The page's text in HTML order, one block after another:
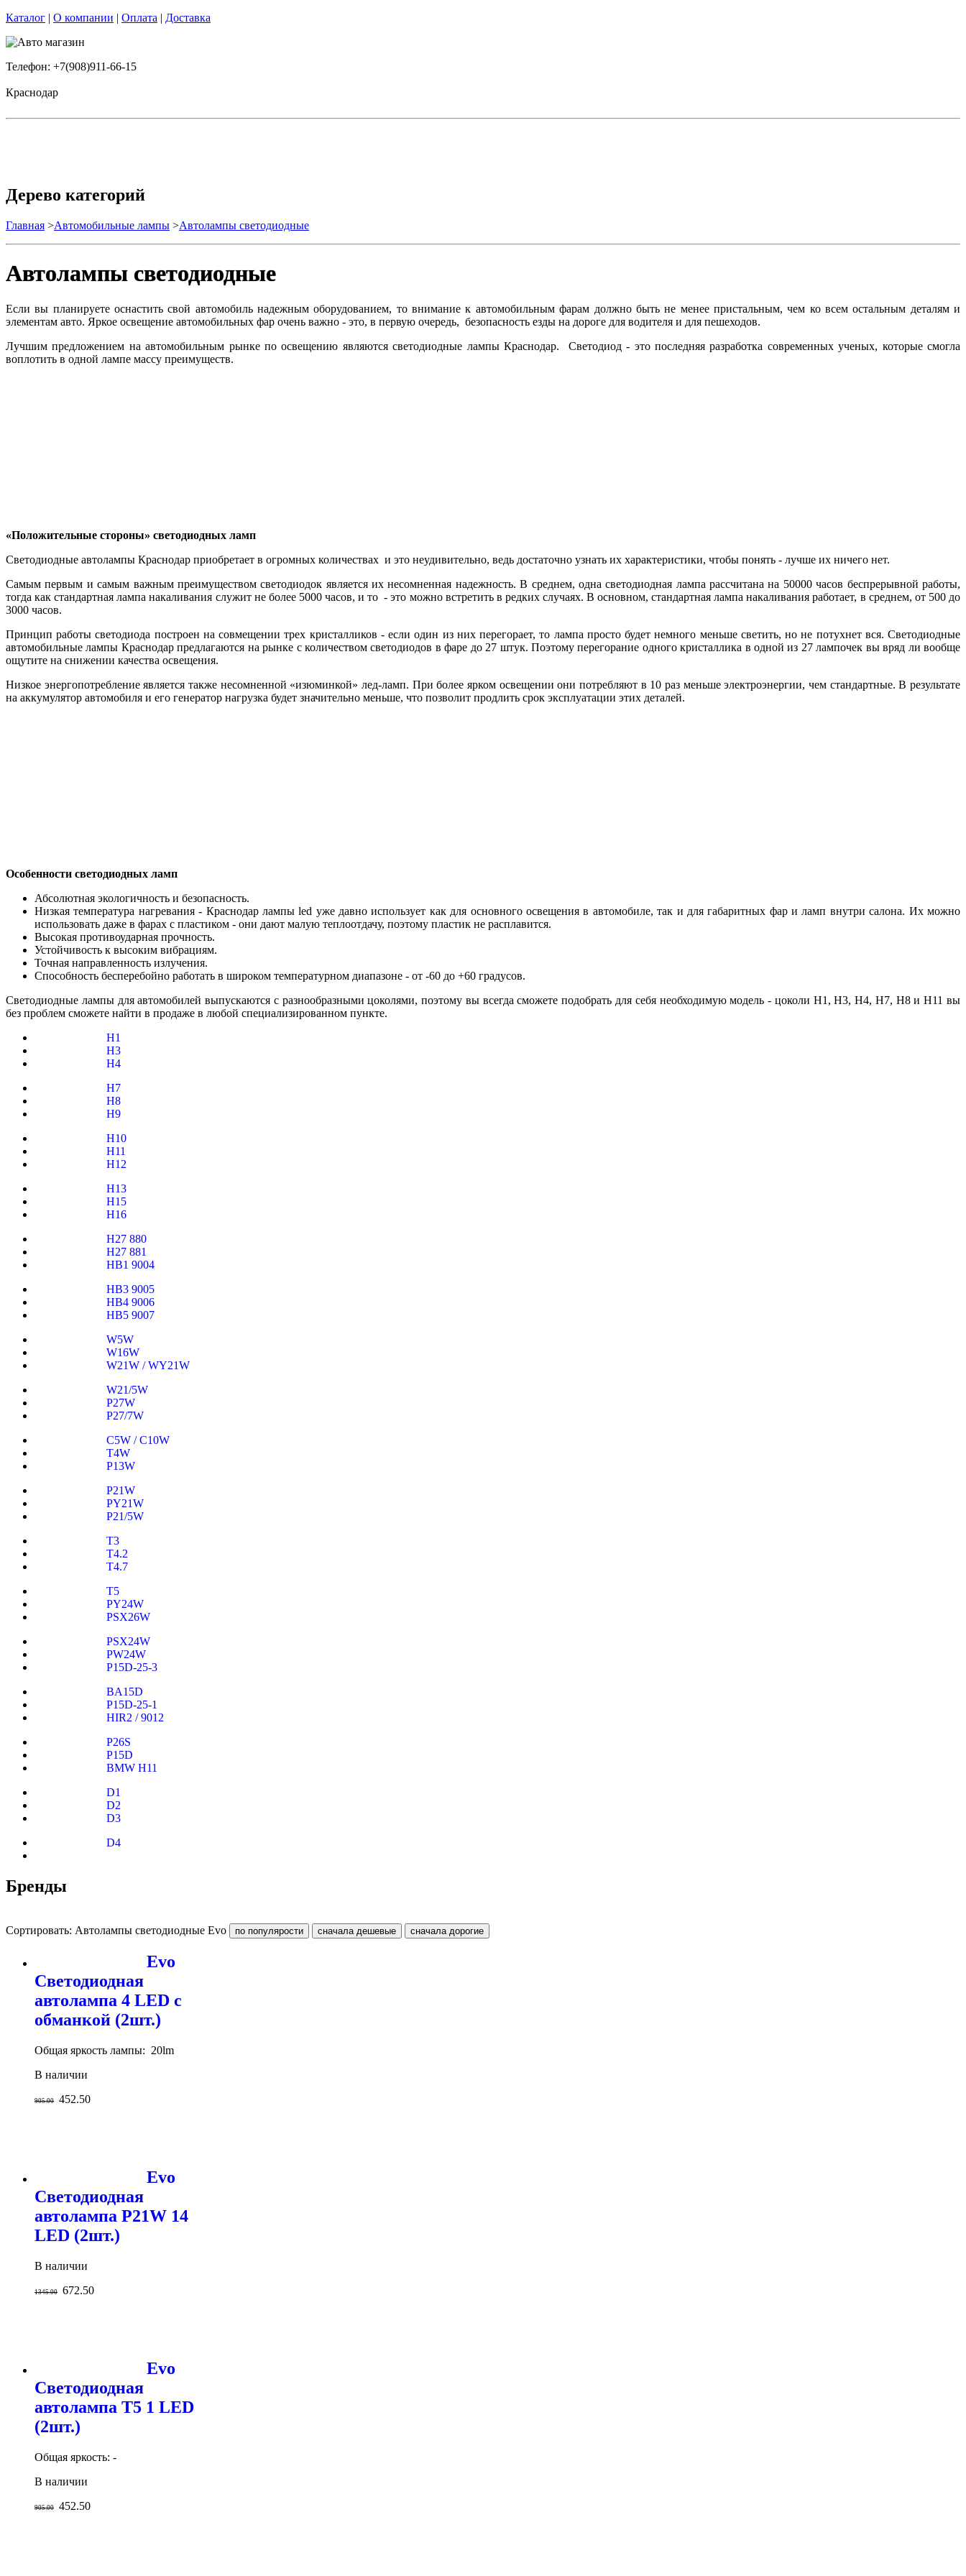
Каталог | О компании | Оплата | Доставка
Телефон: +7(908)911-66-15
Краснодар
Дерево категорий
Главная >Автомобильные лампы >Автолампы светодиодные
Автолампы светодиодные
Если вы планируете оснастить свой автомобиль надежным оборудованием, то внимание к автомобильным фарам должно быть не менее пристальным, чем ко всем остальным деталям и
элементам авто. Яркое освещение автомобильных фар очень важно - это, в первую очередь, безопасность езды на дороге для водителя и для пешеходов.
Лучшим предложением на автомобильным рынке по освещению являются светодиодные лампы Краснодар. Светодиод - это последняя разработка современных ученых, которые смогла
воплотить в одной лампе массу преимуществ.
«Положительные стороны» светодиодных ламп
Светодиодные автолампы Краснодар приобретает в огромных количествах и это неудивительно, ведь достаточно узнать их характеристики, чтобы понять - лучше их ничего нет.
Самым первым и самым важным преимуществом светодиодок является их несомненная надежность. В среднем, одна светодиодная лампа рассчитана на 50000 часов беспрерывной работы,
тогда как стандартная лампа накаливания служит не более 5000 часов, и то - это можно встретить в редких случаях. В основном, стандартная лампа накаливания работает, в среднем, от 500 до
3000 часов.
Принцип работы светодиода построен на совмещении трех кристалликов - если один из них перегорает, то лампа просто будет немного меньше светить, но не потухнет вся. Светодиодные
автомобильные лампы Краснодар предлагаются на рынке с количеством светодиодов в фаре до 27 штук. Поэтому перегорание одного кристаллика в одной из 27 лампочек вы вряд ли вообще
ощутите на снижении качества освещения.
Низкое энергопотребление является также несомненной «изюминкой» лед-ламп. При более ярком освещении они потребляют в 10 раз меньше электроэнергии, чем стандартные. В результате
на аккумулятор автомобиля и его генератор нагрузка будет значительно меньше, что позволит продлить срок эксплуатации этих деталей.
Особенности светодиодных ламп
Абсолютная экологичность и безопасность.
Низкая температура нагревания - Краснодар лампы led уже давно использует как для основного освещения в автомобиле, так и для габаритных фар и ламп внутри салона. Их можно
использовать даже в фарах с пластиком - они дают малую теплоотдачу, поэтому пластик не расплавится.
Высокая противоударная прочность.
Устойчивость к высоким вибрациям.
Точная направленность излучения.
Способность бесперебойно работать в широком температурном диапазоне - от -60 до +60 градусов.
Светодиодные лампы для автомобилей выпускаются с разнообразными цоколями, поэтому вы всегда сможете подобрать для себя необходимую модель - цоколи Н1, Н3, Н4, Н7, Н8 и Н11 вы
без проблем сможете найти в продаже в любой специализированном пункте.
H1
H3
H4
H7
H8
H9
H10
H11
H12
H13
H15
H16
H27 880
H27 881
HB1 9004
HB3 9005
HB4 9006
HB5 9007
W5W
W16W
W21W / WY21W
W21/5W
P27W
P27/7W
C5W / C10W
T4W
P13W
P21W
PY21W
P21/5W
T3
T4.2
T4.7
T5
PY24W
PSX26W
PSX24W
PW24W
P15D-25-3
BA15D
P15D-25-1
HIR2 / 9012
P26S
P15D
BMW H11
D1
D2
D3
D4
Бренды
Сортировать: Автолампы светодиодные Evo
Evo
Светодиодная
автолампа 4 LED с
обманкой (2шт.)
Общая яркость лампы: 20lm
В наличии
905.00 452.50
Evo
Светодиодная
автолампа P21W 14
LED (2шт.)
В наличии
1345.00 672.50
Evo
Светодиодная
автолампа T5 1 LED
(2шт.)
Общая яркость: -
В наличии
905.00 452.50